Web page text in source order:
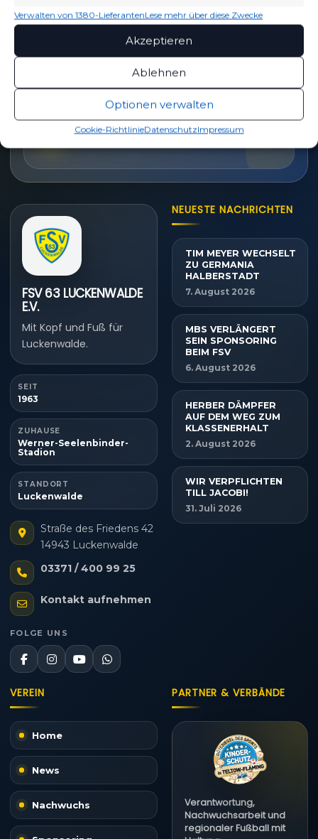
Verwalten von 1380-LieferantenLese mehr über diese Zwecke
Akzeptieren
Ablehnen
Optionen verwalten
Cookie-RichtlinieDatenschutzImpressum
SPIELPLAN
Nächste Partien ansehen
PARTNER WERDEN
FSV 63 LUCKENWALDE
E.V.
Mit Kopf und Fuß für
Luckenwalde.
SEIT
1963
ZUHAUSE
Werner-Seelenbinder-
Stadion
STANDORT
Luckenwalde
Straße des Friedens 42
14943 Luckenwalde
03371 / 400 99 25
Kontakt aufnehmen
FOLGE UNS
NEUESTE NACHRICHTEN
TIM MEYER WECHSELT
ZU GERMANIA
HALBERSTADT
7. August 2026
MBS VERLÄNGERT
SEIN SPONSORING
BEIM FSV
6. August 2026
HERBER DÄMPFER
AUF DEM WEG ZUM
KLASSENERHALT
2. August 2026
WIR VERPFLICHTEN
TILL JACOBI!
31. Juli 2026
VEREIN
Home
News
Nachwuchs
PARTNER & VERBÄNDE
Verantwortung,
Nachwuchsarbeit und
regionaler Fußball mit